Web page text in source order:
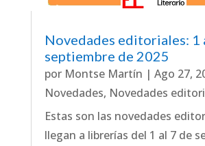
Novedades editoriales: 1
septiembre de 2025
por Montse Martín | Ago 27,
Novedades, Novedades
Estas son las novedades
llegan a librerías del 1 al 7 de